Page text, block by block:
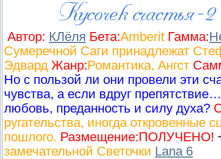
Автор: КЛёля Бета:Amberit Гамма:
Сумеречной Саги принадлежат
Эдвард Жанр:Романтика, Ангст
Но с пользой ли они провели эти
чувства, а если вдруг
любовь, преданность и силу духа?
ругательства, иногда откровенные
пошлого. Размещение:ПОЛУЧЕНО!
замечательной Светочки Lana 6